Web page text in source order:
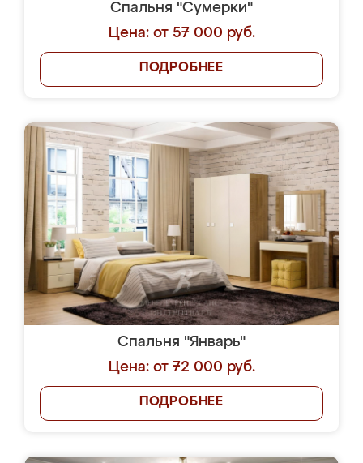
Спальня "Сумерки"
Цена: от 57 000 руб.
ПОДРОБНЕЕ
Спальня "Январь"
Цена: от 72 000 руб.
ПОДРОБНЕЕ